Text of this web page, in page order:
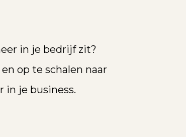
in je bedrijf zit?
op te schalen naar
in je business.